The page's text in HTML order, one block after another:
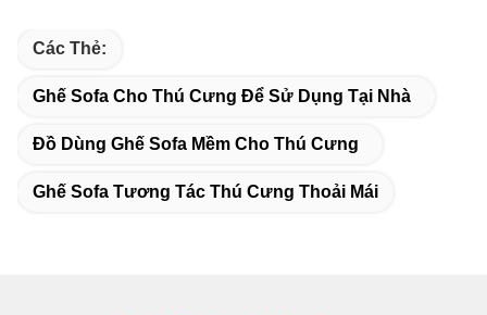
Các Thẻ:
Ghế Sofa Cho Thú Cưng Để Sử Dụng Tại Nhà
Đồ Dùng Ghế Sofa Mềm Cho Thú Cưng
Ghế Sofa Tương Tác Thú Cưng Thoải Mái